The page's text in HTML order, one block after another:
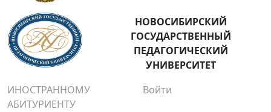
НОВОСИБИРСКИЙ
ГОСУДАРСТВЕННЫЙ
ПЕДАГОГИЧЕСКИЙ
УНИВЕРСИТЕТ
ИНОСТРАННОМУ
АБИТУРИЕНТУ
Войти